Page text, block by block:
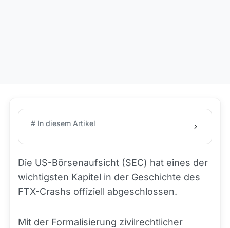
# In diesem Artikel
Die US-Börsenaufsicht (SEC) hat eines der
wichtigsten Kapitel in der Geschichte des
FTX-Crashs offiziell abgeschlossen.
Mit der Formalisierung zivilrechtlicher